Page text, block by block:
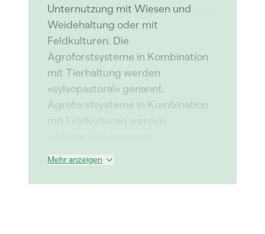
Unternutzung mit Wiesen und
Weidehaltung oder mit
Feldkulturen. Die
Agroforstsysteme in Kombination
mit Tierhaltung werden
«sylvopastoral» genannt.
Agroforstsysteme in Kombination
mit Feldkulturen werden
Mehr anzeigen